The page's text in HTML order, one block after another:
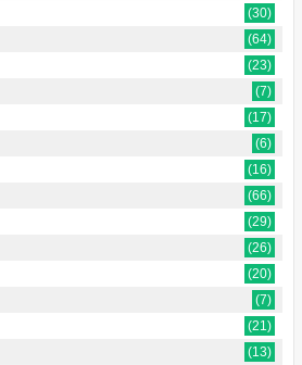
(30)
(64)
(23)
(7)
(17)
(6)
(16)
(66)
(29)
(26)
(20)
(7)
(21)
(13)